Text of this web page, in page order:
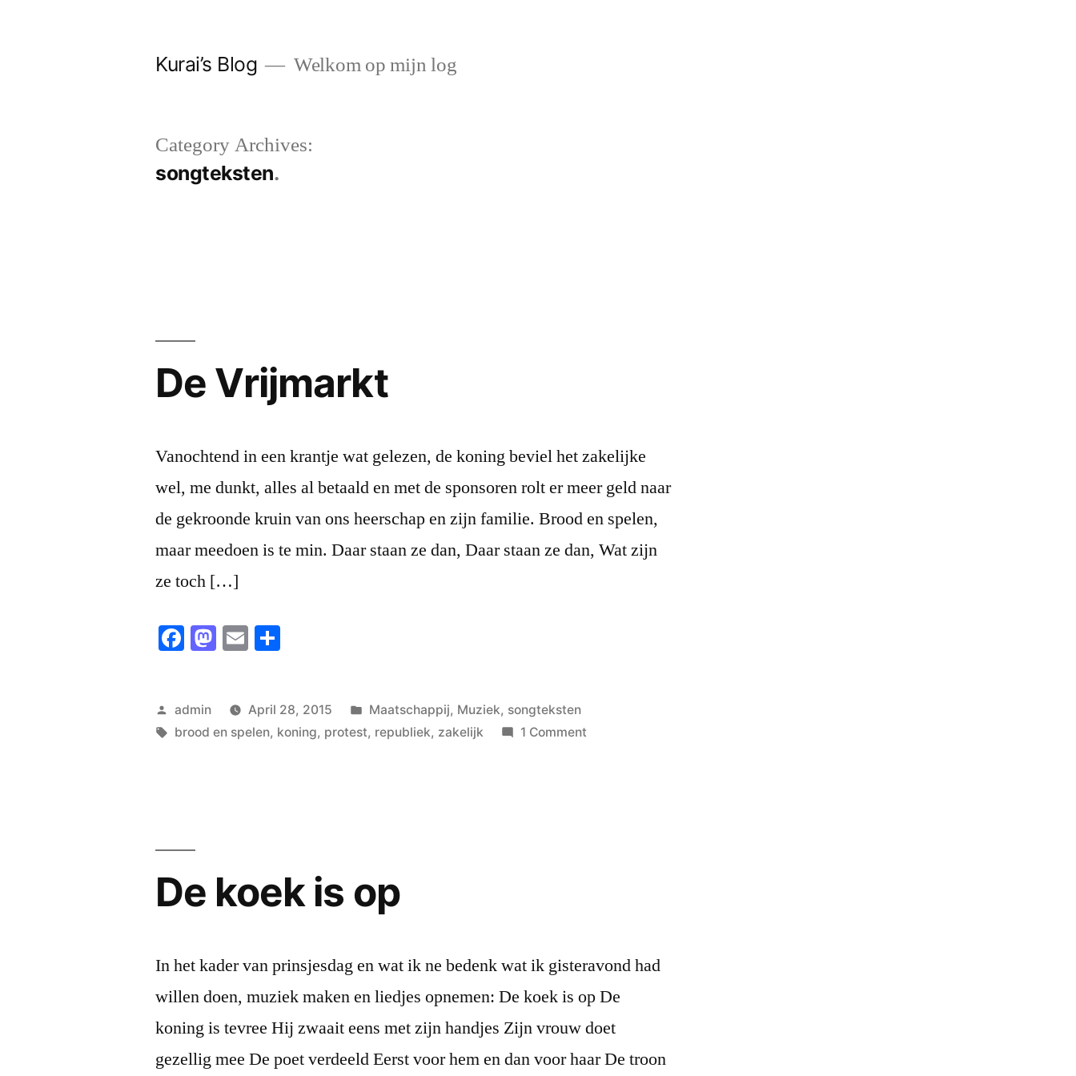
Kurai’s Blog Welkom op mijn log
Category Archives:
songteksten
De Vrijmarkt
Vanochtend in een krantje wat gelezen, de koning beviel het zakelijke
wel, me dunkt, alles al betaald en met de sponsoren rolt er meer geld naar
de gekroonde kruin van ons heerschap en zijn familie. Brood en spelen,
maar meedoen is te min. Daar staan ze dan, Daar staan ze dan, Wat zijn
ze toch […]
Facebook
Mastodon
Email
Posted
by
admin April 28, 2015
Posted
in
Maatschappij, Muziek, songteksten
Tags:
brood en spelen, koning, protest, republiek, zakelijk 1 Comment
De koek is op
In het kader van prinsjesdag en wat ik ne bedenk wat ik gisteravond had
willen doen, muziek maken en liedjes opnemen: De koek is op De
koning is tevree Hij zwaait eens met zijn handjes Zijn vrouw doet
gezellig mee De poet verdeeld Eerst voor hem en dan voor haar De troon